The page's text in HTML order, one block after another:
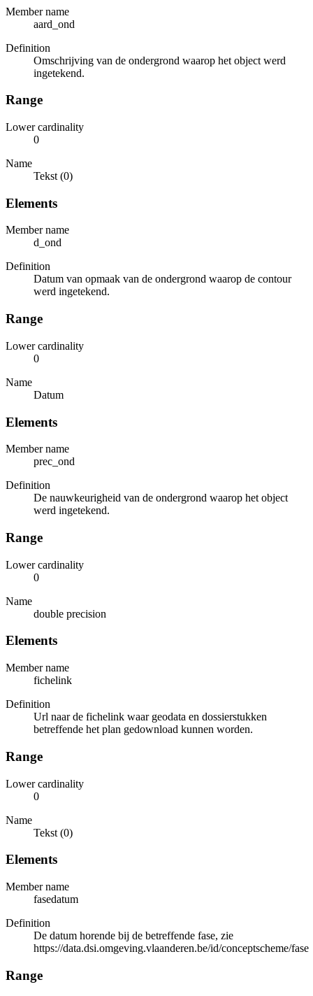
Member name
aard_ond
Definition
Omschrijving van de ondergrond waarop het object werd
ingetekend.
Range
Lower cardinality
0
Name
Tekst (0)
Elements
Member name
d_ond
Definition
Datum van opmaak van de ondergrond waarop de contour
werd ingetekend.
Range
Lower cardinality
0
Name
Datum
Elements
Member name
prec_ond
Definition
De nauwkeurigheid van de ondergrond waarop het object
werd ingetekend.
Range
Lower cardinality
0
Name
double precision
Elements
Member name
fichelink
Definition
Url naar de fichelink waar geodata en dossierstukken
betreffende het plan gedownload kunnen worden.
Range
Lower cardinality
0
Name
Tekst (0)
Elements
Member name
fasedatum
Definition
De datum horende bij de betreffende fase, zie
https://data.dsi.omgeving.vlaanderen.be/id/conceptscheme/fase
Range